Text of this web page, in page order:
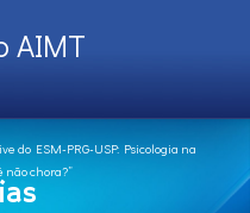
AIMT
do ESM-PRG-USP: Psicologia na
não chora?”